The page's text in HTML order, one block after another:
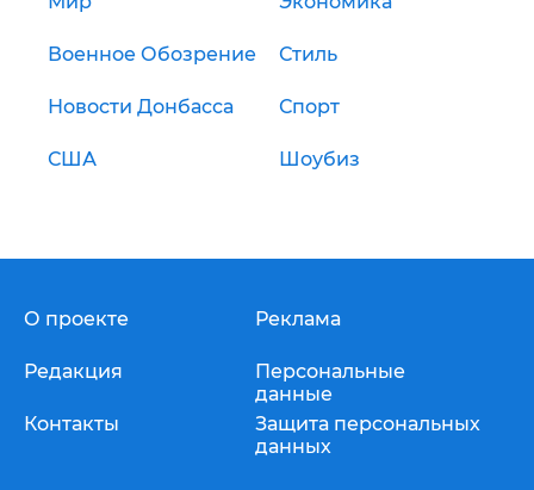
Военное Обозрение Стиль
Новости Донбасса Спорт
США Шоубиз
О проекте
Редакция
Контакты
Реклама
Персональные
данные
Защита персональных
данных